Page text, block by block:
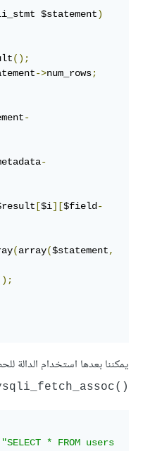
$statement)
();
->num_rows;
-
-
[$i][$field-
(array($statement,
يمكننا بعدها استخدام الدالة
"SELECT * FROM users